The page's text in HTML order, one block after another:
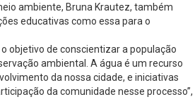
ambiente, Bruna Krautez, também
educativas como essa para o
objetivo de conscientizar a população
ambiental. A água é um recurso
da nossa cidade, e iniciativas
da comunidade nesse processo”,